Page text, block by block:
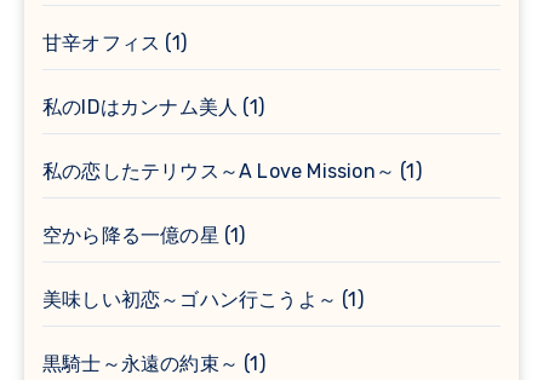
甘辛オフィス (1)
私のIDはカンナム美人 (1)
私の恋したテリウス～A Love Mission～ (1)
空から降る一億の星 (1)
美味しい初恋～ゴハン行こうよ～ (1)
黒騎士～永遠の約束～ (1)